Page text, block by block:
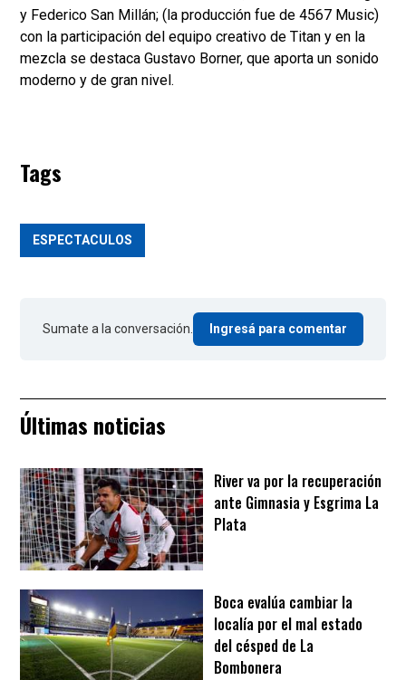
y Federico San Millán; (la producción fue de 4567 Music)
con la participación del equipo creativo de Titan y en la
mezcla se destaca Gustavo Borner, que aporta un sonido
moderno y de gran nivel.
Tags
ESPECTACULOS
Sumate a la conversación. Ingresá para comentar
Últimas noticias
River va por la recuperación
ante Gimnasia y Esgrima La
Plata
Boca evalúa cambiar la
localía por el mal estado
del césped de La
Bombonera